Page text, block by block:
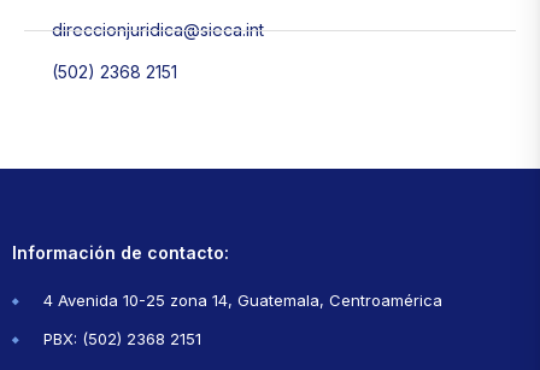
direccionjuridica@sieca.int
(502) 2368 2151
Información de contacto:
4 Avenida 10-25 zona 14, Guatemala, Centroamérica
PBX: (502) 2368 2151